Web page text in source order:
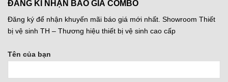
ĐĂNG KÍ NHẬN BÁO GIÁ COMBO
Đăng ký để nhận khuyến mãi báo giá mới nhất. Showroom Thiết
bị vệ sinh TH – Thương hiệu thiết bị vệ sinh cao cấp
Tên của bạn